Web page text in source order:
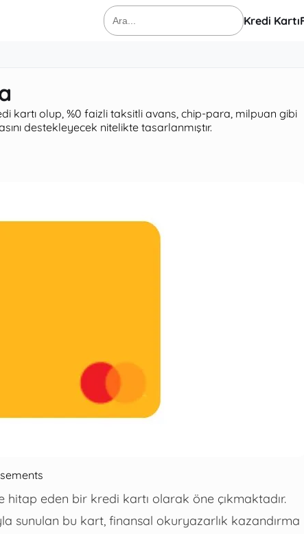
Ara: Kredi Kartı
kartı olup, %0 faizli taksitli avans, chip-para, milpuan gibi
destekleyecek nitelikte tasarlanmıştır.
eden bir kredi kartı olarak öne çıkmaktadır.
sunulan bu kart, finansal okuryazarlık kazandırma